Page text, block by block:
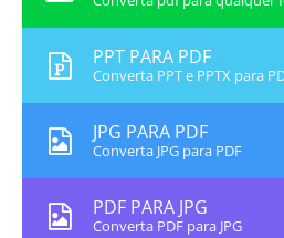
PPT PARA PDF
Converta PPT e PPTX para
JPG PARA PDF
Converta JPG para PDF
PDF PARA JPG
Converta PDF para JPG